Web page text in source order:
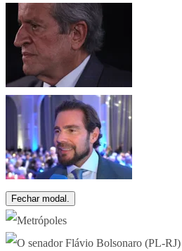
Fechar modal.